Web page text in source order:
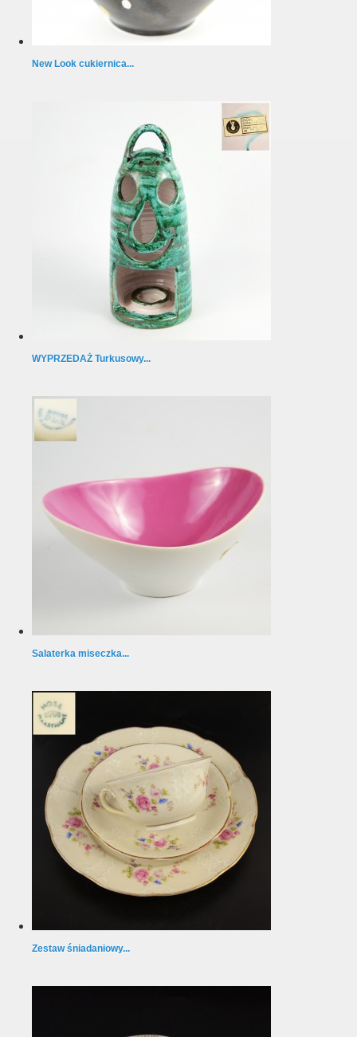
New Look cukiernica...
WYPRZEDAŻ Turkusowy...
Salaterka miseczka...
Zestaw śniadaniowy...